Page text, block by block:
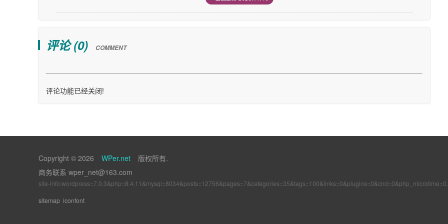
评论 (0) COMMENT
评论功能已经关闭!
Copyright © 2026 WPer.net
版权所有.
商务联系 wper_net@163.com
site-
sitemap iconfont